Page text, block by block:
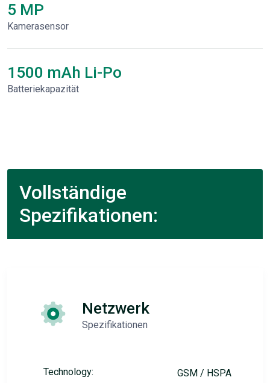
5 MP
Kamerasensor
1500 mAh Li-Po
Batteriekapazität
Vollständige
Spezifikationen:
Netzwerk
Spezifikationen
Technology: GSM / HSPA